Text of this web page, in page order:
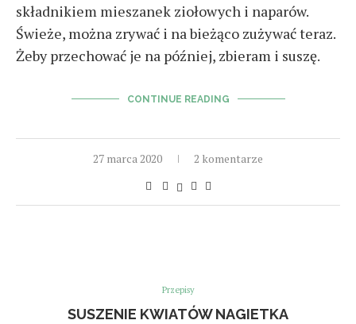
składnikiem mieszanek ziołowych i naparów.
Świeże, można zrywać i na bieżąco zużywać teraz.
Żeby przechować je na później, zbieram i suszę.
CONTINUE READING
27 marca 2020 2 komentarze
Przepisy
SUSZENIE KWIATÓW NAGIETKA